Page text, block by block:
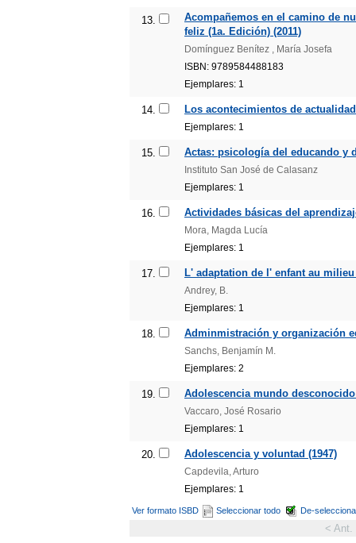
13.
Acompañemos en el camino de
feliz (1a. Edición) (2011)
Domínguez Benítez , María Josefa
ISBN: 9789584488183
Ejemplares: 1
14. Los acontecimientos de
Ejemplares: 1
15. Actas: psicología del educando y
Instituto San José de Calasanz
Ejemplares: 1
16. Actividades básicas del
Mora, Magda Lucía
Ejemplares: 1
17. L' adaptation de l' enfant au
Andrey, B.
Ejemplares: 1
18. Adminmistración y organización
Sanchs, Benjamín M.
Ejemplares: 2
19. Adolescencia mundo desconocido
Vaccaro, José Rosario
Ejemplares: 1
20. Adolescencia y voluntad (1947)
Capdevila, Arturo
Ejemplares: 1
Ver formato ISBD Seleccionar todo De-
< Ant.